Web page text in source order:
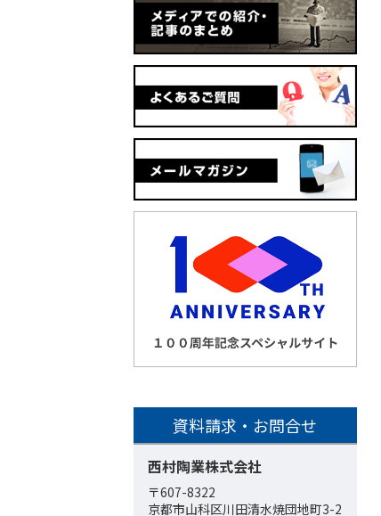
資料請求・お問合せ
西村陶業株式会社
〒607-8322
京都市山科区川田清水焼団地町3-2